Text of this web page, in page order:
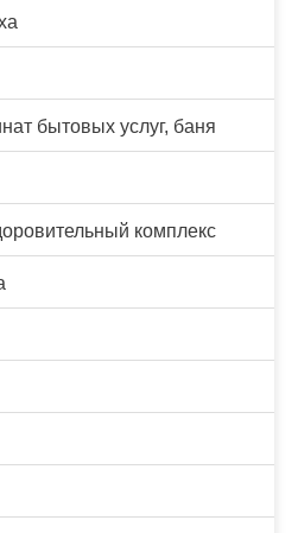
бытовых услуг, баня
комплекс